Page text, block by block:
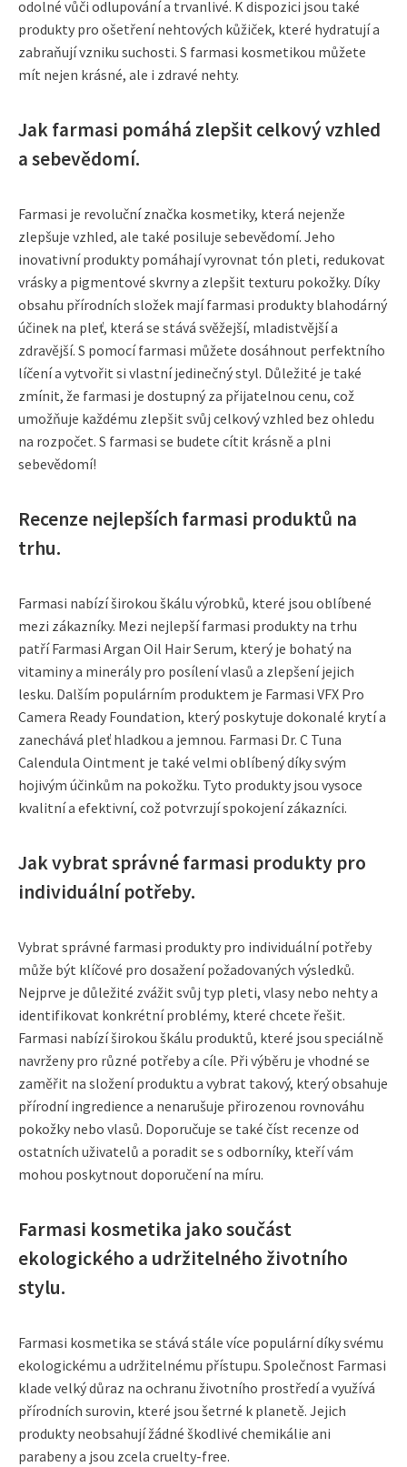
odolné vůči odlupování a trvanlivé. K dispozici jsou také
produkty pro ošetření nehtových kůžiček, které hydratují a
zabraňují vzniku suchosti. S farmasi kosmetikou můžete
mít nejen krásné, ale i zdravé nehty.
Jak farmasi pomáhá zlepšit celkový vzhled
a sebevědomí.
Farmasi je revoluční značka kosmetiky, která nejenže
zlepšuje vzhled, ale také posiluje sebevědomí. Jeho
inovativní produkty pomáhají vyrovnat tón pleti, redukovat
vrásky a pigmentové skvrny a zlepšit texturu pokožky. Díky
obsahu přírodních složek mají farmasi produkty blahodárný
účinek na pleť, která se stává svěžejší, mladistvější a
zdravější. S pomocí farmasi můžete dosáhnout perfektního
líčení a vytvořit si vlastní jedinečný styl. Důležité je také
zmínit, že farmasi je dostupný za přijatelnou cenu, což
umožňuje každému zlepšit svůj celkový vzhled bez ohledu
na rozpočet. S farmasi se budete cítit krásně a plni
sebevědomí!
Recenze nejlepších farmasi produktů na
trhu.
Farmasi nabízí širokou škálu výrobků, které jsou oblíbené
mezi zákazníky. Mezi nejlepší farmasi produkty na trhu
patří Farmasi Argan Oil Hair Serum, který je bohatý na
vitaminy a minerály pro posílení vlasů a zlepšení jejich
lesku. Dalším populárním produktem je Farmasi VFX Pro
Camera Ready Foundation, který poskytuje dokonalé krytí a
zanechává pleť hladkou a jemnou. Farmasi Dr. C Tuna
Calendula Ointment je také velmi oblíbený díky svým
hojivým účinkům na pokožku. Tyto produkty jsou vysoce
kvalitní a efektivní, což potvrzují spokojení zákazníci.
Jak vybrat správné farmasi produkty pro
individuální potřeby.
Vybrat správné farmasi produkty pro individuální potřeby
může být klíčové pro dosažení požadovaných výsledků.
Nejprve je důležité zvážit svůj typ pleti, vlasy nebo nehty a
identifikovat konkrétní problémy, které chcete řešit.
Farmasi nabízí širokou škálu produktů, které jsou speciálně
navrženy pro různé potřeby a cíle. Při výběru je vhodné se
zaměřit na složení produktu a vybrat takový, který obsahuje
přírodní ingredience a nenarušuje přirozenou rovnováhu
pokožky nebo vlasů. Doporučuje se také číst recenze od
ostatních uživatelů a poradit se s odborníky, kteří vám
mohou poskytnout doporučení na míru.
Farmasi kosmetika jako součást
ekologického a udržitelného životního
stylu.
Farmasi kosmetika se stává stále více populární díky svému
ekologickému a udržitelnému přístupu. Společnost Farmasi
klade velký důraz na ochranu životního prostředí a využívá
přírodních surovin, které jsou šetrné k planetě. Jejich
produkty neobsahují žádné škodlivé chemikálie ani
parabeny a jsou zcela cruelty-free.